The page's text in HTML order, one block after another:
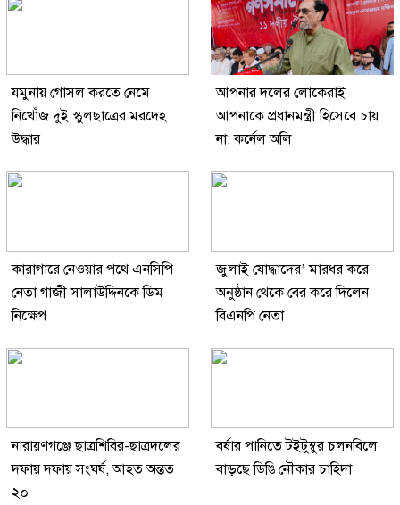
যমুনায় গোসল করতে নেমে
নিখোঁজ দুই স্কুলছাত্রের মরদেহ
উদ্ধার
আপনার দলের লোকেরাই
আপনাকে প্রধানমন্ত্রী হিসেবে চায়
না: কর্নেল অলি
কারাগারে নেওয়ার পথে এনসিপি
নেতা গাজী সালাউদ্দিনকে ডিম
নিক্ষেপ
জুলাই যোদ্ধাদের’ মারধর করে
অনুষ্ঠান থেকে বের করে দিলেন
বিএনপি নেতা
নারায়ণগঞ্জে ছাত্রশিবির-ছাত্রদলের
দফায় দফায় সংঘর্ষ, আহত অন্তত
২০
বর্ষার পানিতে টইটুম্বুর চলনবিলে
বাড়ছে ডিঙি নৌকার চাহিদা